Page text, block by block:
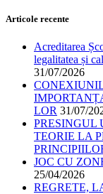
Articole recente
Acreditarea
legalitatea și
31/07/2026
LOR 31/07/
PRESINGUL
TEORIE LA
JOC CU
25/04/2026
REGRETE,